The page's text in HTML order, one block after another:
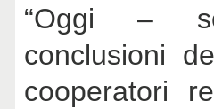
“Oggi –
conclusioni
cooperatori